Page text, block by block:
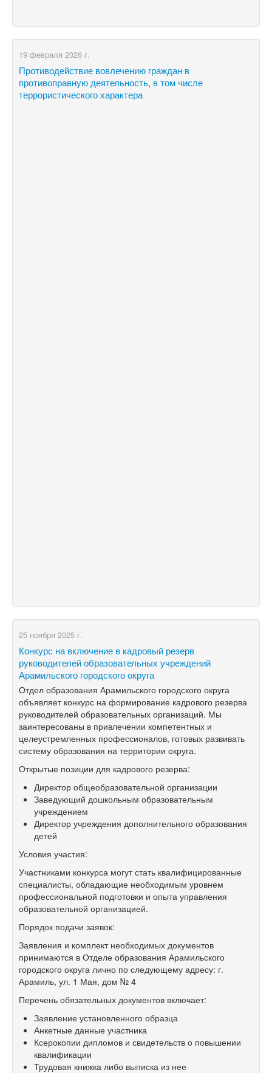
19 февраля 2026 г.
Противодействие вовлечению граждан в
противоправную деятельность, в том числе
террористического характера
25 ноября 2025 г.
Конкурс на включение в кадровый резерв
руководителей образовательных учреждений
Арамильского городского округа
Отдел образования Арамильского городского округа
объявляет конкурс на формирование кадрового резерва
руководителей образовательных организаций. Мы
заинтересованы в привлечении компетентных и
целеустремленных профессионалов, готовых развивать
систему образования на территории округа.
Открытые позиции для кадрового резерва:
Директор общеобразовательной организации
Заведующий дошкольным образовательным
учреждением
Директор учреждения дополнительного образования
детей
Условия участия:
Участниками конкурса могут стать квалифицированные
специалисты, обладающие необходимым уровнем
профессиональной подготовки и опыта управления
образовательной организацией.
Порядок подачи заявок:
Заявления и комплект необходимых документов
принимаются в Отделе образования Арамильского
городского округа лично по следующему адресу: г.
Арамиль, ул. 1 Мая, дом № 4
Перечень обязательных документов включает:
Заявление установленного образца
Анкетные данные участника
Ксерокопии дипломов и свидетельств о повышении
квалификации
Трудовая книжка либо выписка из нее